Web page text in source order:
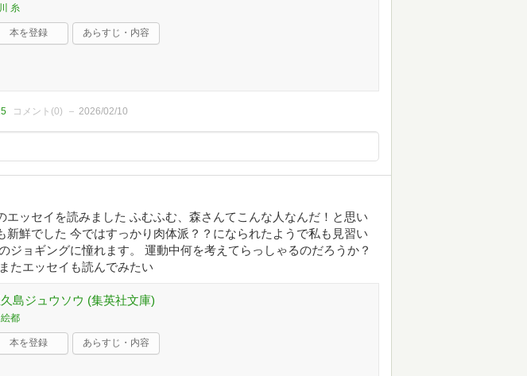
糸
本を登録 あらすじ・内容
コメント(0) 2026/02/10
エッセイを読みました ふむふむ、森さんてこんな人なんだ！と思い
新鮮でした 今ではすっかり肉体派？？になられたようで私も見習い
ジョギングに憧れます。 運動中何を考えてらっしゃるのだろうか？
たエッセイも読んでみたい
久島ジュウソウ (集英社文庫)
都
本を登録 あらすじ・内容